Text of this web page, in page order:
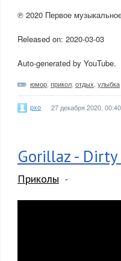
℗ 2020 Первое
Released on: 2020-03-03
Auto-generated by YouTube.
юмор прикол отдых улыбка
pxo 27 декабря 2020, 00:40
Gorillaz -
Приколы